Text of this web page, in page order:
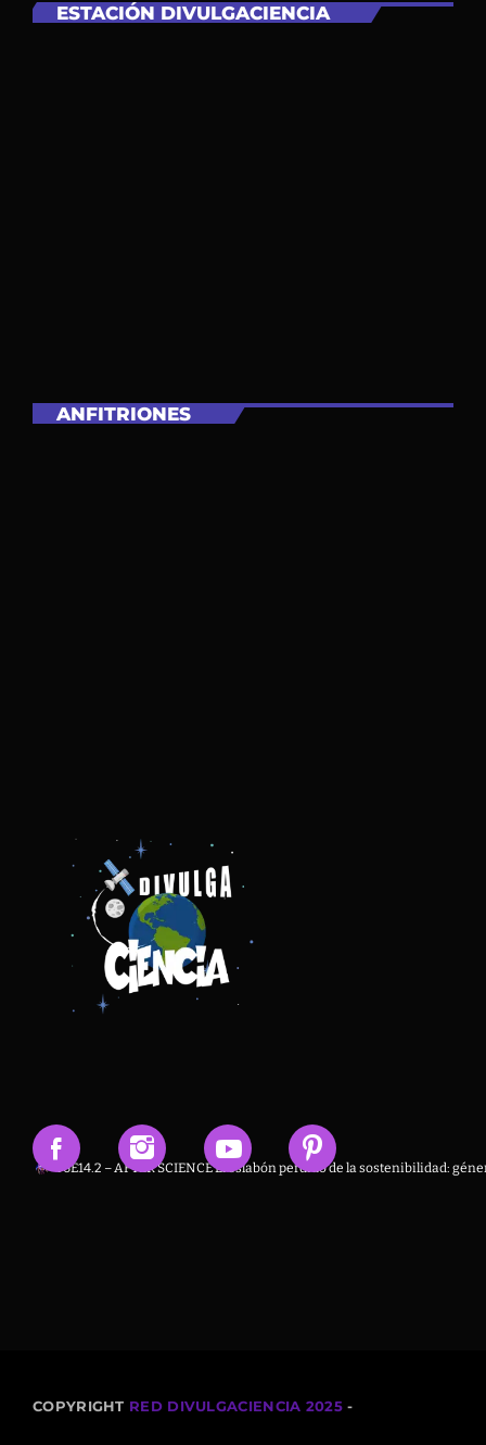
ESTACIÓN DIVULGACIENCIA
ANFITRIONES
T6E14.2 – AFTER SCIENCE El eslabón perdido de la sostenibilidad:
COPYRIGHT RED DIVULGACIENCIA 2025-